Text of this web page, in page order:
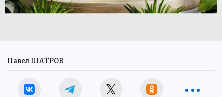
Павел ШАТРОВ